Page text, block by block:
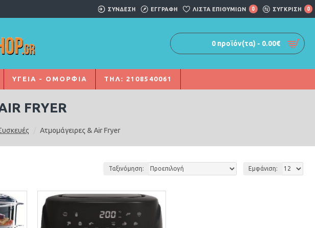
ΣΎΝΔΕΣΗ ΕΓΓΡΑΦΗ ΛΊΣΤΑ ΕΠΙΘΥΜΙΏΝ 0 ΣΥΓΚΡΙΣΗ 0
0 προϊόν(τα) - 0.00€
ΥΓΕΙΑ - ΟΜΟΡΦΙΑ ΤΗΛ: 2108540061
Ατμομάγειρες & Air Fryer
FRYER
Ταξινόμηση: Εμφάνιση: